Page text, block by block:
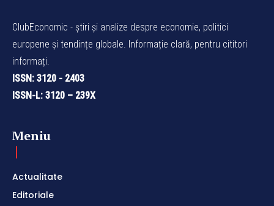
ClubEconomic - știri și analize despre economie, politici
europene și tendințe globale. Informație clară, pentru cititori
informați.
ISSN: 3120 - 2403
ISSN-L: 3120 – 239X
Meniu
Actualitate
Editoriale